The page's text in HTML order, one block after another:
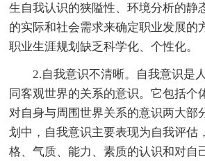
生自我认识的狭隘性、环境分析的静
的实际和社会需求来确定职业发展的
职业生涯规划缺乏科学化、个性化。
2.自我意识不清晰。自我意识是
同客观世界的关系的意识。它包括个
对自身与周围世界关系的意识两大部
划中，自我意识主要表现为自我评估
格、气质、能力、素质的认识和对自